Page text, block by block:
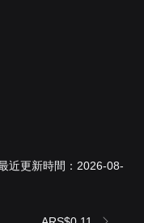
近更新時間：2026-08-